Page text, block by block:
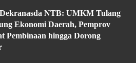
NTB: UMKM Tulang
Ekonomi Daerah, Pemprov
Pembinaan hingga Dorong